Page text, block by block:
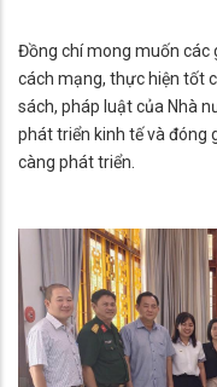
Đồng chí mong muốn các
cách mạng, thực hiện tốt
sách, pháp luật của Nhà
phát triển kinh tế và đóng
càng phát triển.